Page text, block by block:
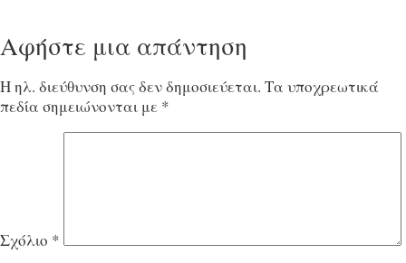
Αφήστε μια απάντηση
Η ηλ. διεύθυνση σας δεν δημοσιεύεται. Τα υποχρεωτικά
πεδία σημειώνονται με *
Σχόλιο *